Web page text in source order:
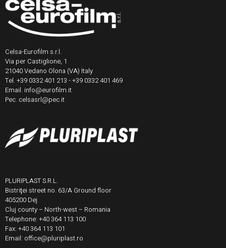
Celsa-Eurofilm s.r.l.
Via per Castiglione, 1
21040 Vedano Olona (VA) Italy
Tel. +39 0332 401 213 - +39 0332 401 469
Email. info@eurofilm.it
Pec. celsasrl@pec.it
PLURIPLAST S.R.L.
Bistriţei street no. 63/A Ground floor
405200 Dej
Cluj county – North-west – Romania
Telephone: +40 364 113 100
Fax: +40 364 113 101
Email: office@pluriplast.ro